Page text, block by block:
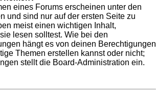
eines Forums erscheinen unter den
und sind nur auf der ersten Seite zu
meist einen wichtigen Inhalt,
lesen solltest. Wie bei den
hängt es von deinen Berechtigungen
Themen erstellen kannst oder nicht;
stellt die Board-Administration ein.